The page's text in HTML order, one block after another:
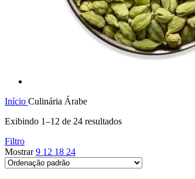
Início Culinária Árabe
Exibindo 1–12 de 24 resultados
Filtro
Mostrar9 12 18 24